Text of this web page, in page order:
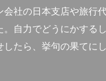
会社の日本支店や旅行
。自力でどうにかする
たら、挙句の果てに